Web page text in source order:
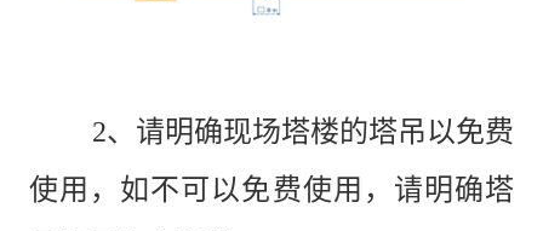
2、请明确现场塔楼的塔吊以免费
使用，如不可以免费使用，请明确塔